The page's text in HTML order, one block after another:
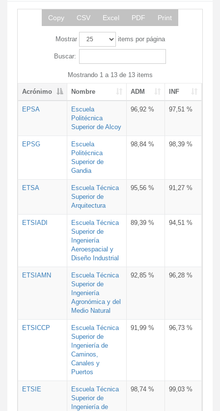
Copy CSV Excel PDF Print
Mostrar items por página
Buscar:
Mostrando 1 a 13 de 13 items
Acrónimo Nombre ADM INF
EPSA
Escuela
Politécnica
Superior de Alcoy
96,92 % 97,51 %
EPSG
Escuela
Politécnica
Superior de
Gandia
98,84 % 98,39 %
ETSA
Escuela Técnica
Superior de
Arquitectura
95,56 % 91,27 %
ETSIADI
Escuela Técnica
Superior de
Ingeniería
Aeroespacial y
Diseño Industrial
89,39 % 94,51 %
ETSIAMN
Escuela Técnica
Superior de
Ingeniería
Agronómica y del
Medio Natural
92,85 % 96,28 %
ETSICCP
Escuela Técnica
Superior de
Ingeniería de
Caminos,
Canales y
Puertos
91,99 % 96,73 %
ETSIE
Escuela Técnica
Superior de
Ingeniería de
98,74 % 99,03 %